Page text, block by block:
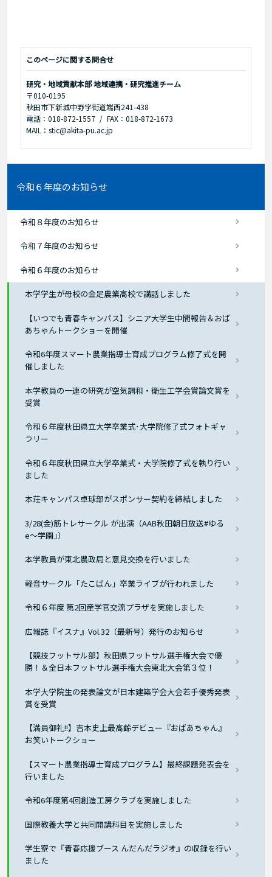
このページに関する問合せ
研究・地域貢献本部 地域連携・研究推進チーム
〒010-0195
秋田市下新城中野字街道端西241-438
電話：018-872-1557
FAX：018-872-1673
MAIL：stic@akita-pu.ac.jp
令和６年度のお知らせ
令和８年度のお知らせ
令和７年度のお知らせ
令和６年度のお知らせ
本学学生が母校の金足農業高校で講話しました
【いつでも青春キャンパス】シニア大学生中間報告＆おば
あちゃんトークショーを開催
令和6年度スマート農業指導士育成プログラム修了式を開
催しました
本学教員の一連の研究が空気調和・衛生工学会賞論文賞を
受賞
令和６年度秋田県立大学卒業式･大学院修了式フォトギャ
ラリー
令和６年度秋田県立大学卒業式・大学院修了式を執り行い
ました
本荘キャンパス卓球部がスポンサー契約を締結しました
3/28(金)筋トレサークル が出演（AAB秋田朝日放送#ゆる
e〜学園｣）
本学教員が東北農政局と意見交換を行いました
軽音サークル「たこばん」卒業ライブが行われました
令和６年度 第2回産学官交流プラザを実施しました
広報誌『イスナ』Vol.32（最新号）発行のお知らせ
【競技フットサル部】秋田県フットサル選手権大会で優
勝！＆全日本フットサル選手権大会東北大会第３位！
本学大学院生の発表論文が日本建築学会大会若手優秀発表
賞を受賞
【満員御礼!!】吉本史上最高齢デビュー『おばあちゃん』
お笑いトークショー
【スマート農業指導士育成プログラム】最終課題発表会を
行いました
令和6年度第4回創造工房クラブを実施しました
国際教養大学と共同開講科目を実施しました
学生寮で『青春応援ブース んだんだラジオ』の収録を行い
ました